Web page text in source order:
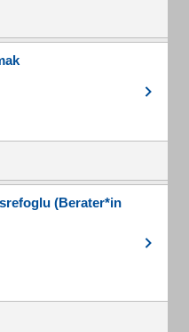
(Berater*in